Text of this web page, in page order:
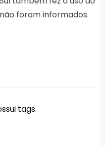
foram informados.
tags.